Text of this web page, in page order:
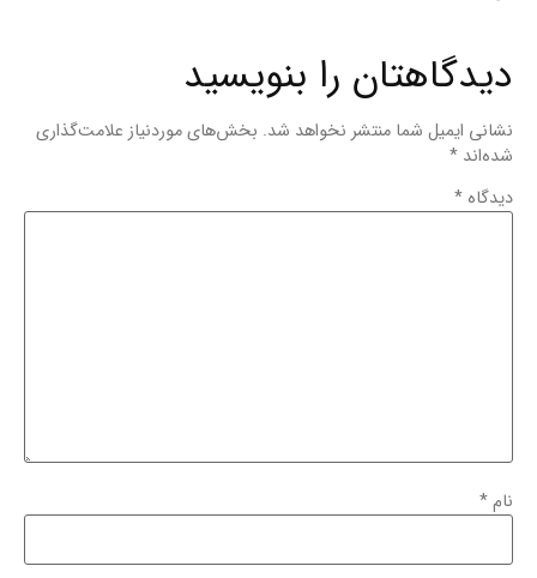
دیدگاهتان را بنویسید
نشانی ایمیل شما منتشر نخواهد شد. بخش‌های موردنیاز علامت‌گذاری
شده‌اند *
دیدگاه *
نام*